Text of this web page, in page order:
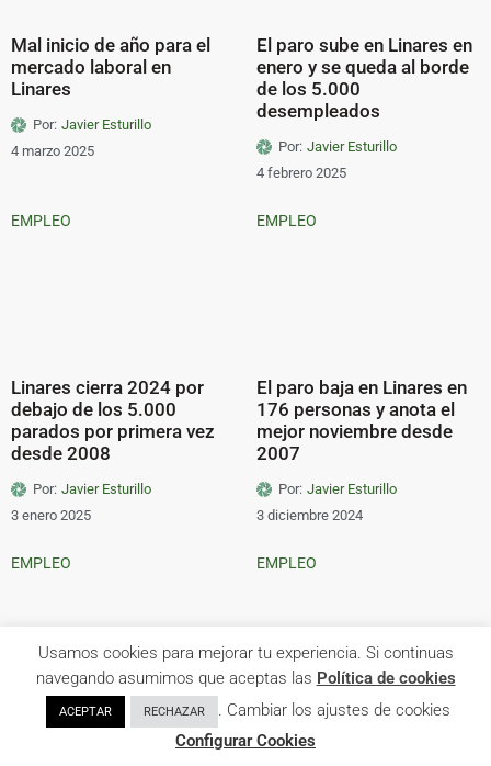
Mal inicio de año para el
mercado laboral en
Linares
Por: Javier Esturillo
4 marzo 2025
El paro sube en Linares en
enero y se queda al borde
de los 5.000
desempleados
Por: Javier Esturillo
4 febrero 2025
EMPLEO
Linares cierra 2024 por
debajo de los 5.000
parados por primera vez
desde 2008
Por: Javier Esturillo
3 enero 2025
EMPLEO
El paro baja en Linares en
176 personas y anota el
mejor noviembre desde
2007
Por: Javier Esturillo
3 diciembre 2024
EMPLEO
El paro sube por segundo
mes consecutivo en
EMPLEO
Jóvenes desempleados se
forman y embellecen el
Usamos cookies para mejorar tu experiencia. Si continuas
navegando asumimos que aceptas las Política de cookies
ACEPTAR RECHAZAR
. Cambiar los ajustes de cookies
Configurar Cookies